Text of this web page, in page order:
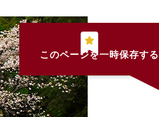
このページを一時保存する